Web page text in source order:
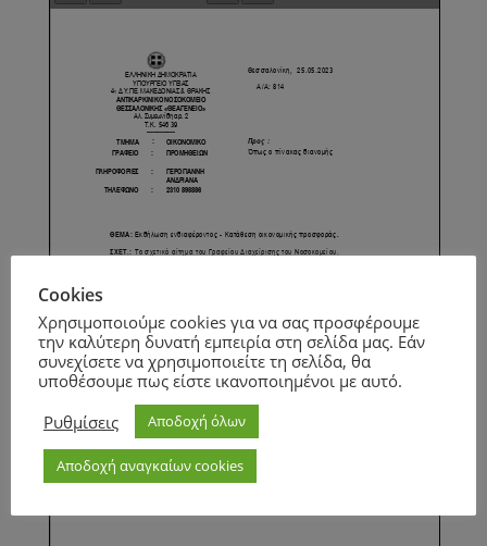
Cookies
Χρησιμοποιούμε cookies για να σας προσφέρουμε
την καλύτερη δυνατή εμπειρία στη σελίδα μας. Εάν
συνεχίσετε να χρησιμοποιείτε τη σελίδα, θα
υποθέσουμε πως είστε ικανοποιημένοι με αυτό.
Ρυθμίσεις
Αποδοχή όλων
Αποδοχή αναγκαίων cookies